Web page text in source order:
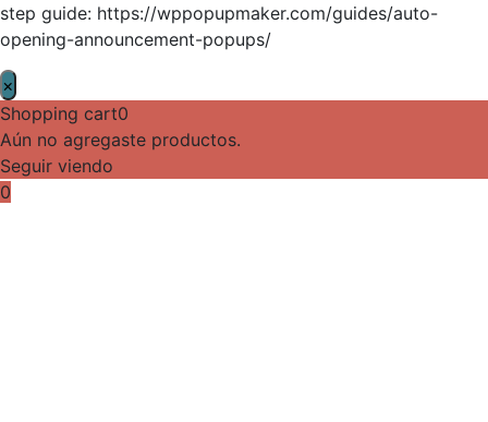
step guide: https://wppopupmaker.com/guides/auto-
opening-announcement-popups/
×
Shopping cart0
Aún no agregaste productos.
Seguir viendo
0